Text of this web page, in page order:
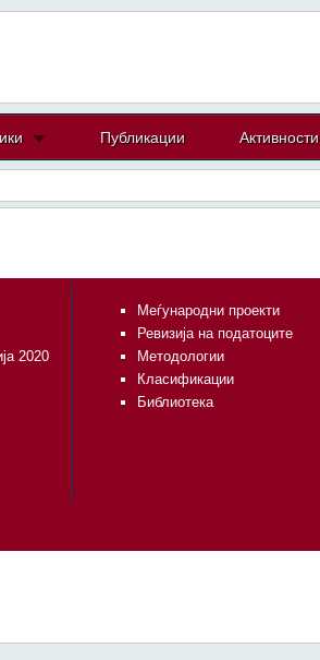
Публикации Активности
2020
Меѓународни проекти
Ревизија на податоците
Методологии
Класификации
Библиотека